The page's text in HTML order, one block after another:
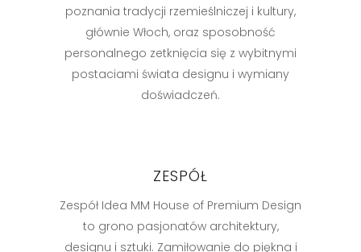
poznania tradycji rzemieślniczej i kultury,
głównie Włoch, oraz sposobność
personalnego zetknięcia się z wybitnymi
postaciami świata designu i wymiany
doświadczeń.
ZESPÓŁ
Zespół Idea MM House of Premium Design
to grono pasjonatów architektury,
designu i sztuki. Zamiłowanie do piękna i